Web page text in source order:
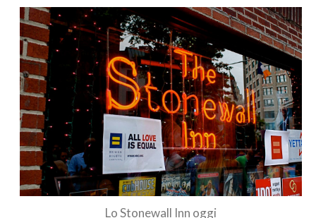
Lo Stonewall Inn oggi